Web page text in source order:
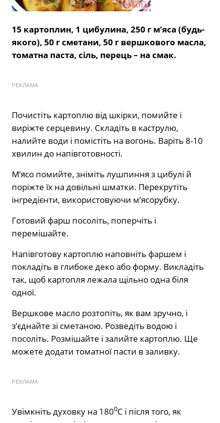
15 картоплин, 1 цибулина, 250 г м’яса (будь-
якого), 50 г сметани, 50 г вершкового масла,
томатна паста, сіль, перець – на смак.
РЕКЛАМА
Почистіть картоплю від шкірки, помийте і
виріжте серцевину. Складіть в каструлю,
налийте води і помістіть на вогонь. Варіть 8-10
хвилин до напівготовності.
М’ясо помийте, зніміть лушпиння з цибулі й
поріжте їх на довільні шматки. Перекрутіть
інгредієнти, використовуючи м’ясорубку.
Готовий фарш посоліть, поперчіть і
перемішайте.
Напівготову картоплю наповніть фаршем і
покладіть в глибоке деко або форму. Викладіть
так, щоб картопля лежала щільно одна біля
одної.
Вершкове масло розтопіть, як вам зручно, і
з’єднайте зі сметаною. Розведіть водою і
посоліть. Розмішайте і залийте картоплю. Ще
можете додати томатної пасти в заливку.
РЕКЛАМА
Увімкніть духовку на 1800С і після того, як